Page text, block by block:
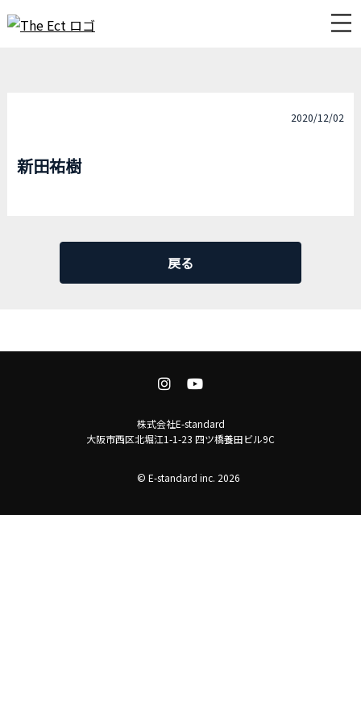
2020/12/02
新田祐樹
戻る
株式会社E-standard
大阪市西区北堀江1-1-23 四ツ橋養田ビル9C
© E-standard inc. 2026